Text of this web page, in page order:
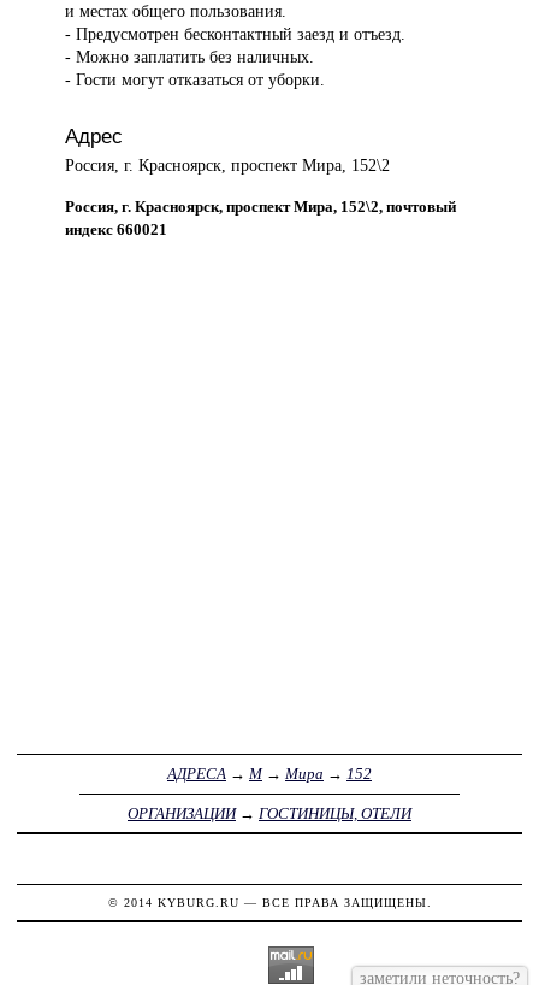
и местах общего пользования.
- Предусмотрен бесконтактный заезд и отъезд.
- Можно заплатить без наличных.
- Гости могут отказаться от уборки.
Адрес
Россия, г. Красноярск, проспект Мира, 152\2
Россия, г. Красноярск, проспект Мира, 152\2, почтовый
индекс 660021
АДРЕСА → М→ Мира → 152
ОРГАНИЗАЦИИ→ ГОСТИНИЦЫ, ОТЕЛИ
© 2014 KYBURG.RU — ВСЕ ПРАВА ЗАЩИЩЕНЫ.
заметили неточность?